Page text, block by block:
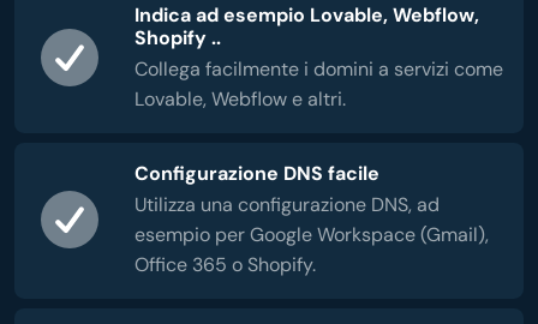
Indica ad esempio Lovable, Webflow,
Shopify ..
Collega facilmente i domini a servizi come
Lovable, Webflow e altri.
Configurazione DNS facile
Utilizza una configurazione DNS, ad
esempio per Google Workspace (Gmail),
Office 365 o Shopify.